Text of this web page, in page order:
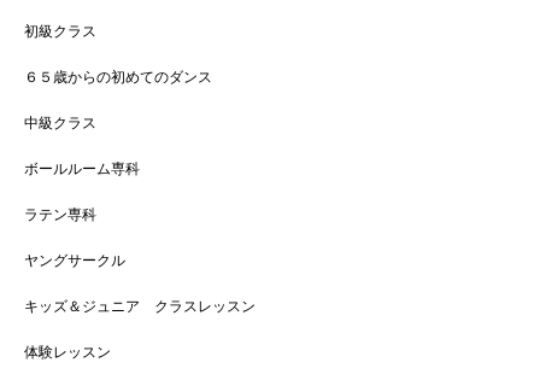
初級クラス
６５歳からの初めてのダンス
中級クラス
ボールルーム専科
ラテン専科
ヤングサークル
キッズ＆ジュニア クラスレッスン
体験レッスン